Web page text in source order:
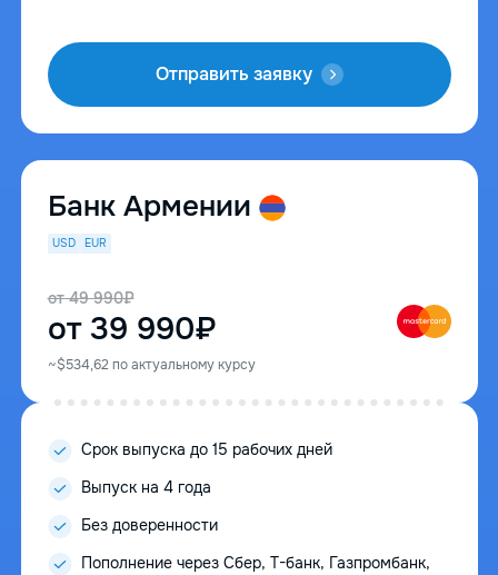
Отправить заявку
Банк Армении
USD EUR
от 39 990₽
от 49 990₽
~$534,62 по актуальному курсу
Срок выпуска до 15 рабочих дней
Выпуск на 4 года
Без доверенности
Пополнение через Сбер, Т-банк, Газпромбанк,